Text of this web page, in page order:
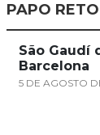
PAPO RETO
São Gaudí
Barcelona
5 DE AGOSTO